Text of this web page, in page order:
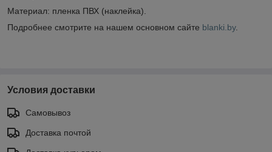
Материал: пленка ПВХ (наклейка).
Подробнее смотрите на нашем основном сайте blanki.by.
Условия доставки
Самовывоз
Доставка почтой